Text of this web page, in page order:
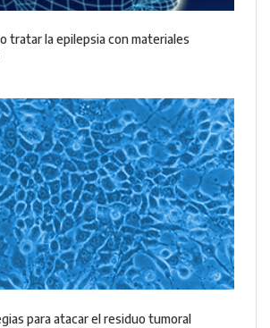
tratar la epilepsia con materiales
para atacar el residuo tumoral